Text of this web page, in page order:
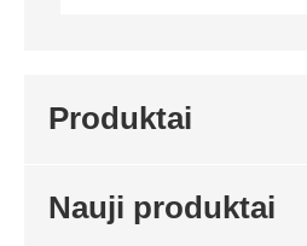
Produktai
Nauji produktai